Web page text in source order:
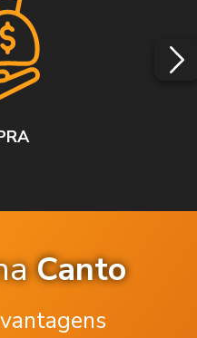
Canto